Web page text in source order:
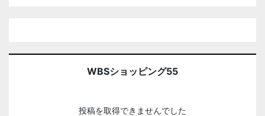
WBSショッピング55
投稿を取得できませんでした